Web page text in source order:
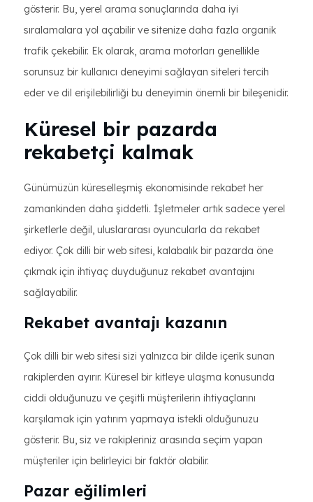
gösterir. Bu, yerel arama sonuçlarında daha iyi
sıralamalara yol açabilir ve sitenize daha fazla organik
trafik çekebilir. Ek olarak, arama motorları genellikle
sorunsuz bir kullanıcı deneyimi sağlayan siteleri tercih
eder ve dil erişilebilirliği bu deneyimin önemli bir bileşenidir.
Küresel bir pazarda
rekabetçi kalmak
Günümüzün küreselleşmiş ekonomisinde rekabet her
zamankinden daha şiddetli. İşletmeler artık sadece yerel
şirketlerle değil, uluslararası oyuncularla da rekabet
ediyor. Çok dilli bir web sitesi, kalabalık bir pazarda öne
çıkmak için ihtiyaç duyduğunuz rekabet avantajını
sağlayabilir.
Rekabet avantajı kazanın
Çok dilli bir web sitesi sizi yalnızca bir dilde içerik sunan
rakiplerden ayırır. Küresel bir kitleye ulaşma konusunda
ciddi olduğunuzu ve çeşitli müşterilerin ihtiyaçlarını
karşılamak için yatırım yapmaya istekli olduğunuzu
gösterir. Bu, siz ve rakipleriniz arasında seçim yapan
müşteriler için belirleyici bir faktör olabilir.
Pazar eğilimleri